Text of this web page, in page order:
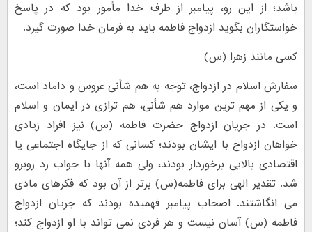
باشد؛ از این رو، پیامبر از طرف خدا مأمور بود که در پاسخ
خواستگاران بگوید ازدواج فاطمه باید به فرمان خدا صورت گیرد.
کسی مانند زهرا (س)
سفارش اسلام در ازدواج، توجه به هم شأنی عروس و داماد است،
و یکی از مهم ترین موارد هم شأنی، هم ترازی در ایمان و اسلام
است. در جریان ازدواج حضرت فاطمه (س) نیز افراد زیادی
خواهان ازدواج با ایشان بودند؛ کسانی که از جایگاه اجتماعی یا
اقتصادی بالایی برخوردار بودند، ولی همه آنها با جواب رد روبرو
شد. تقدیر الهی برای فاطمه(س) برتر از آن بود که فکرهای مادی
می انگاشتند. اصحاب پیامبر فهمیده بودند که جریان ازدواج
فاطمه (س) آسان نیست و هر فردی نمی تواند با او ازدواج کند؛